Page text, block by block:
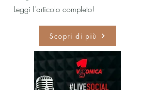
Leggi l'articolo completo!
Scopri di più